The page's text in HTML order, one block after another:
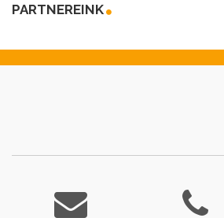
PARTNEREINK